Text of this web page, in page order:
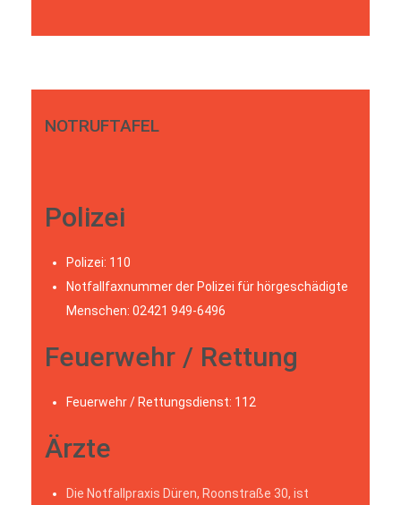
NOTRUFTAFEL
Polizei
Polizei: 110
Notfallfaxnummer der Polizei für hörgeschädigte
Menschen: 02421 949-6496
Feuerwehr / Rettung
Feuerwehr / Rettungsdienst: 112
Ärzte
Die Notfallpraxis Düren, Roonstraße 30, ist